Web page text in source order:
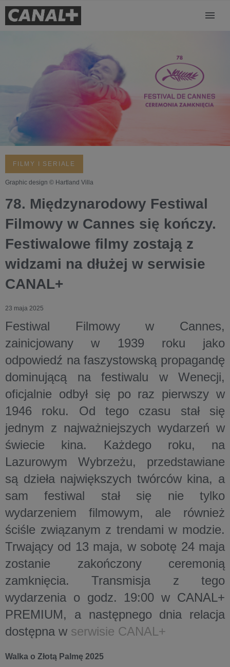
FILMY I SERIALE
Graphic design © Hartland Villa
78. Międzynarodowy Festiwal
Filmowy w Cannes się kończy.
Festiwalowe filmy zostają z
widzami na dłużej w serwisie
CANAL+
23 maja 2025
Festiwal Filmowy w Cannes,
zainicjowany w 1939 roku jako
odpowiedź na faszystowską propagandę
dominującą na festiwalu w Wenecji,
oficjalnie odbył się po raz pierwszy w
1946 roku. Od tego czasu stał się
jednym z najważniejszych wydarzeń w
świecie kina. Każdego roku, na
Lazurowym Wybrzeżu, przedstawiane
są dzieła największych twórców kina, a
sam festiwal stał się nie tylko
wydarzeniem filmowym, ale również
ściśle związanym z trendami w modzie.
Trwający od 13 maja, w sobotę 24 maja
zostanie zakończony ceremonią
zamknięcia. Transmisja z tego
wydarzenia o godz. 19:00 w CANAL+
PREMIUM, a następnego dnia relacja
dostępna w serwisie CANAL+
Walka o Złotą Palmę 2025